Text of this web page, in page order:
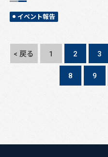
イベント報告
< 戻る 1 2 3
8 9